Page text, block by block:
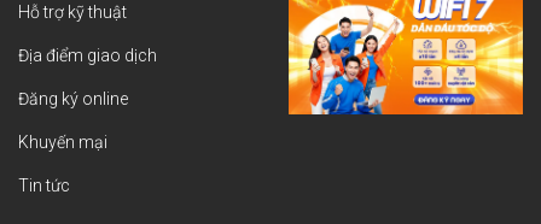
Hỗ trợ kỹ thuật
Địa điểm giao dịch
Đăng ký online
Khuyến mại
Tin tức